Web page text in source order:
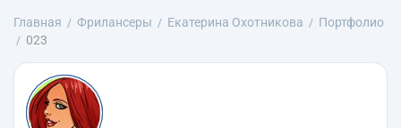
Главная Фрилансеры Екатерина Охотникова
Портфолио
023